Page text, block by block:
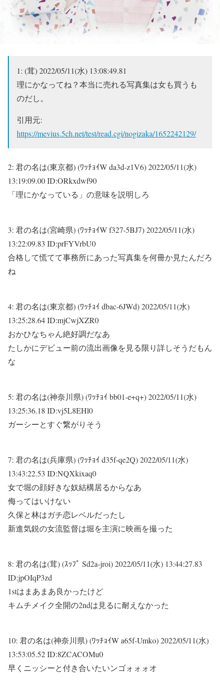
1: (茸)2022/05/11(水) 13:08:49.81
理にかなってね？本当に売れる写真集は女も買うも
のだし。
引用元:
https://mevius.5ch.net/test/read.cgi/nogizaka/1652242129/
2: 君の名は(東京都) (ﾜｯﾁｮｲW da3d-z1V6)2022/05/11(水)
13:19:09.00 ID:ORkxdwf90
「理にかなっている」の意味を説明しろ
3: 君の名は(宮崎県) (ﾜｯﾁｮｲW f327-5BJ7)2022/05/11(水)
13:22:09.83 ID:prFYVrbU0
合格して慌てて事務所にあった写真集を何冊か見たんだろ
ね
4: 君の名は(東京都) (ﾜｯﾁｮｲ dbac-6JWd)2022/05/11(水)
13:25:28.64 ID:mjCwjXZR0
おかひなちゃん絶好調だなあ
たしかにデビュー前の流出画像を見る限り詳しそうだもん
な
5: 君の名は(神奈川県) (ﾜｯﾁｮｲ bb01-e+q+)2022/05/11(水)
13:25:36.18 ID:vj5L8EHl0
ガーシーとすぐ繋がりそう
7: 君の名は(兵庫県) (ﾜｯﾁｮｲ d35f-qe2Q)2022/05/11(水)
13:43:22.53 ID:NQXkixaq0
女で堀の顔好きな奴結構居るからなあ
侮ってはいけない
久保と林はガチ恋レベルだったし
新進気鋭の女流監督は堀を主演に映画を撮った
8: 君の名は(茸) (ｽｯﾌﾟ Sd2a-jroi)2022/05/11(水) 13:44:27.83
ID:jpOIqP3zd
1stはまあまあ良かったけど
キムチメイク全開の2ndは見るに耐えなかった
10: 君の名は(神奈川県) (ﾜｯﾁｮｲW a65f-Umko)2022/05/11(水)
13:53:05.52 ID:8ZCACOMu0
早くニッシーと付き合いたいンゴォォォオ